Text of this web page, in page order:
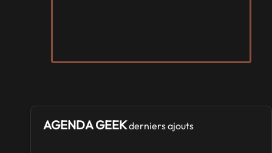
AGENDA GEEKderniers ajouts